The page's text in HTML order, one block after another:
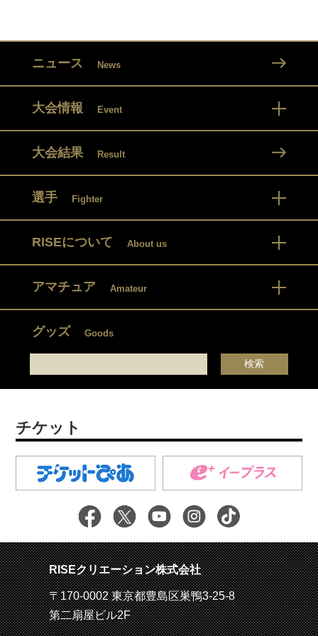
ニュース News
大会情報 Event
大会結果 Result
選手 Fighter
RISEについて About us
アマチュア Amateur
グッズ Goods
チケット
RISEクリエーション株式会社
〒170-0002 東京都豊島区巣鴨3-25-8
第二扇屋ビル2F